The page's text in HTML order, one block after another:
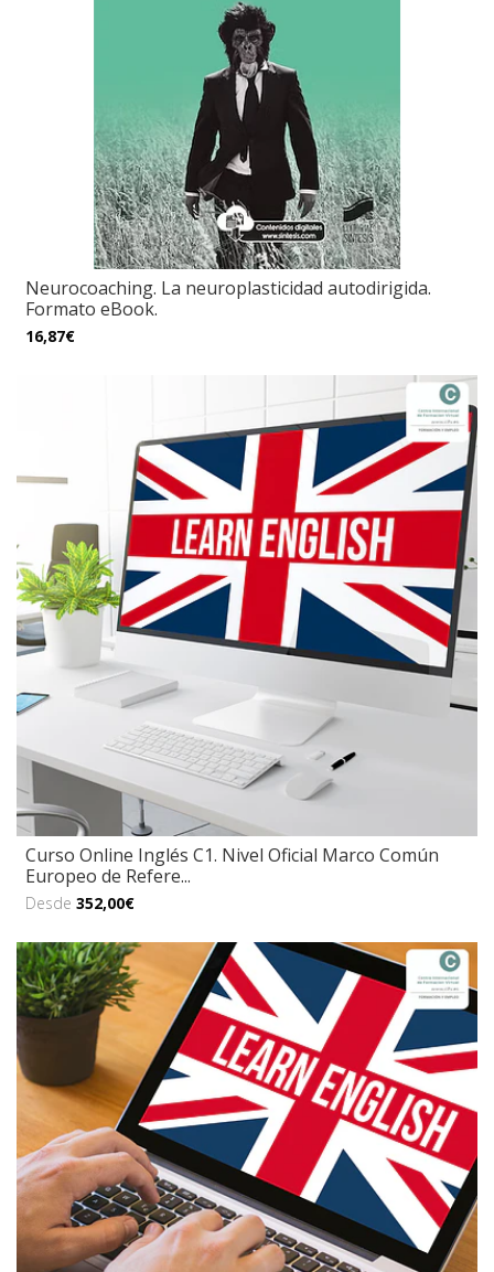
Neurocoaching. La neuroplasticidad autodirigida.
Formato eBook.
16,87€
Curso Online Inglés C1. Nivel Oficial Marco Común
Europeo de Refere...
Desde 352,00€